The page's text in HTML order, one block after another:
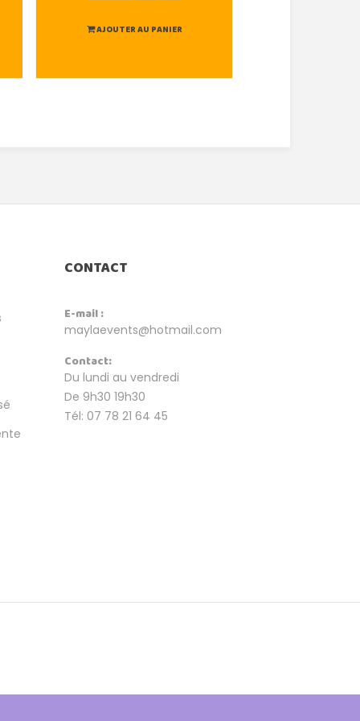
AJOUTER AU PANIER
CONTACT
E-mail :
maylaevents@hotmail.com
Contact:
Du lundi au vendredi
De 9h30 19h30
Tél: 07 78 21 64 45